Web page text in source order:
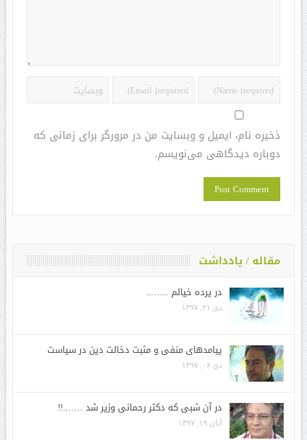
ذخیره نام، ایمیل و وبسایت من در مرورگر برای زمانی که
دوباره دیدگاهی می‌نویسم.
مقاله / یادداشت
در پرده خیالم ……..
دی ۲۱, ۱۳۹۷
پیامدهای منفی و مثبت دخالت دین در سیاست
دی ۰۶, ۱۳۹۷
در آن شبی که دکتر رحمانی وزیر شد …….!!
آبان ۱۹, ۱۳۹۷